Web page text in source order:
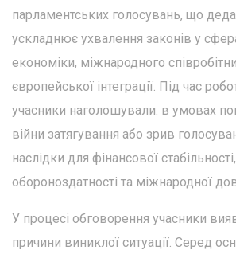
парламентських голосувань, що
ускладнює ухвалення законів у
економіки, міжнародного
європейської інтеграції. Під час
учасники наголошували: в умовах
війни затягування або зрив
наслідки для фінансової стабільності,
обороноздатності та міжнародної
У процесі обговорення учасники
причини виниклої ситуації. Серед